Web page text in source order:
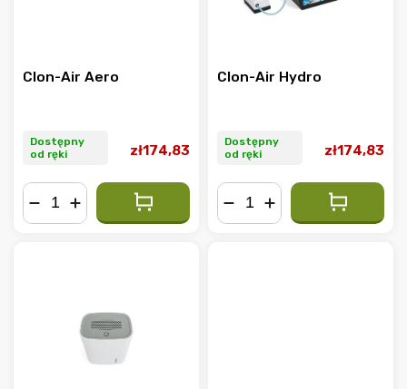
Clon-Air Aero
Dostępny
od ręki
zł174,83
Clon-Air Hydro
Dostępny
od ręki
zł174,83